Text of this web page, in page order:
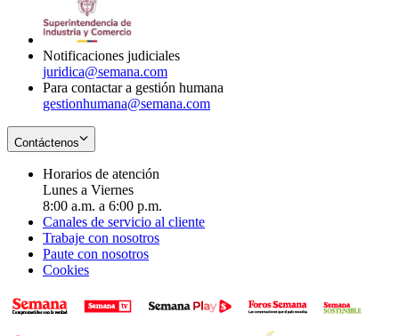
Notificaciones judiciales
juridica@semana.com
Para contactar a gestión humana
gestionhumana@semana.com
Contáctenos
Horarios de atención
Lunes a Viernes
8:00 a.m. a 6:00 p.m.
Canales de servicio al cliente
Trabaje con nosotros
Paute con nosotros
Cookies